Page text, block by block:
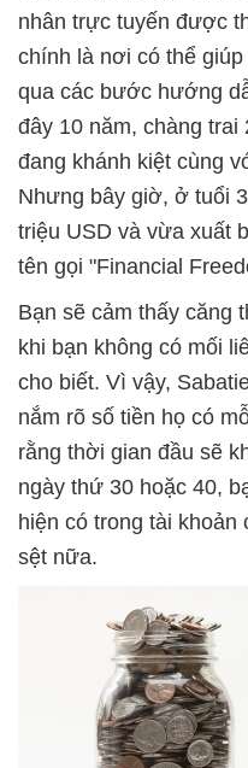
nhân trực tuyến được
chính là nơi có thể
qua các bước hướng
đây 10 năm, chàng trai
đang khánh kiệt cùng
Nhưng bây giờ, ở tuổi
triệu USD và vừa xuất
tên gọi "Financial
Bạn sẽ cảm thấy căng
khi bạn không có mối
cho biết. Vì vậy,
nắm rõ số tiền họ có
rằng thời gian đầu sẽ
ngày thứ 30 hoặc 40,
hiện có trong tài
sệt nữa.